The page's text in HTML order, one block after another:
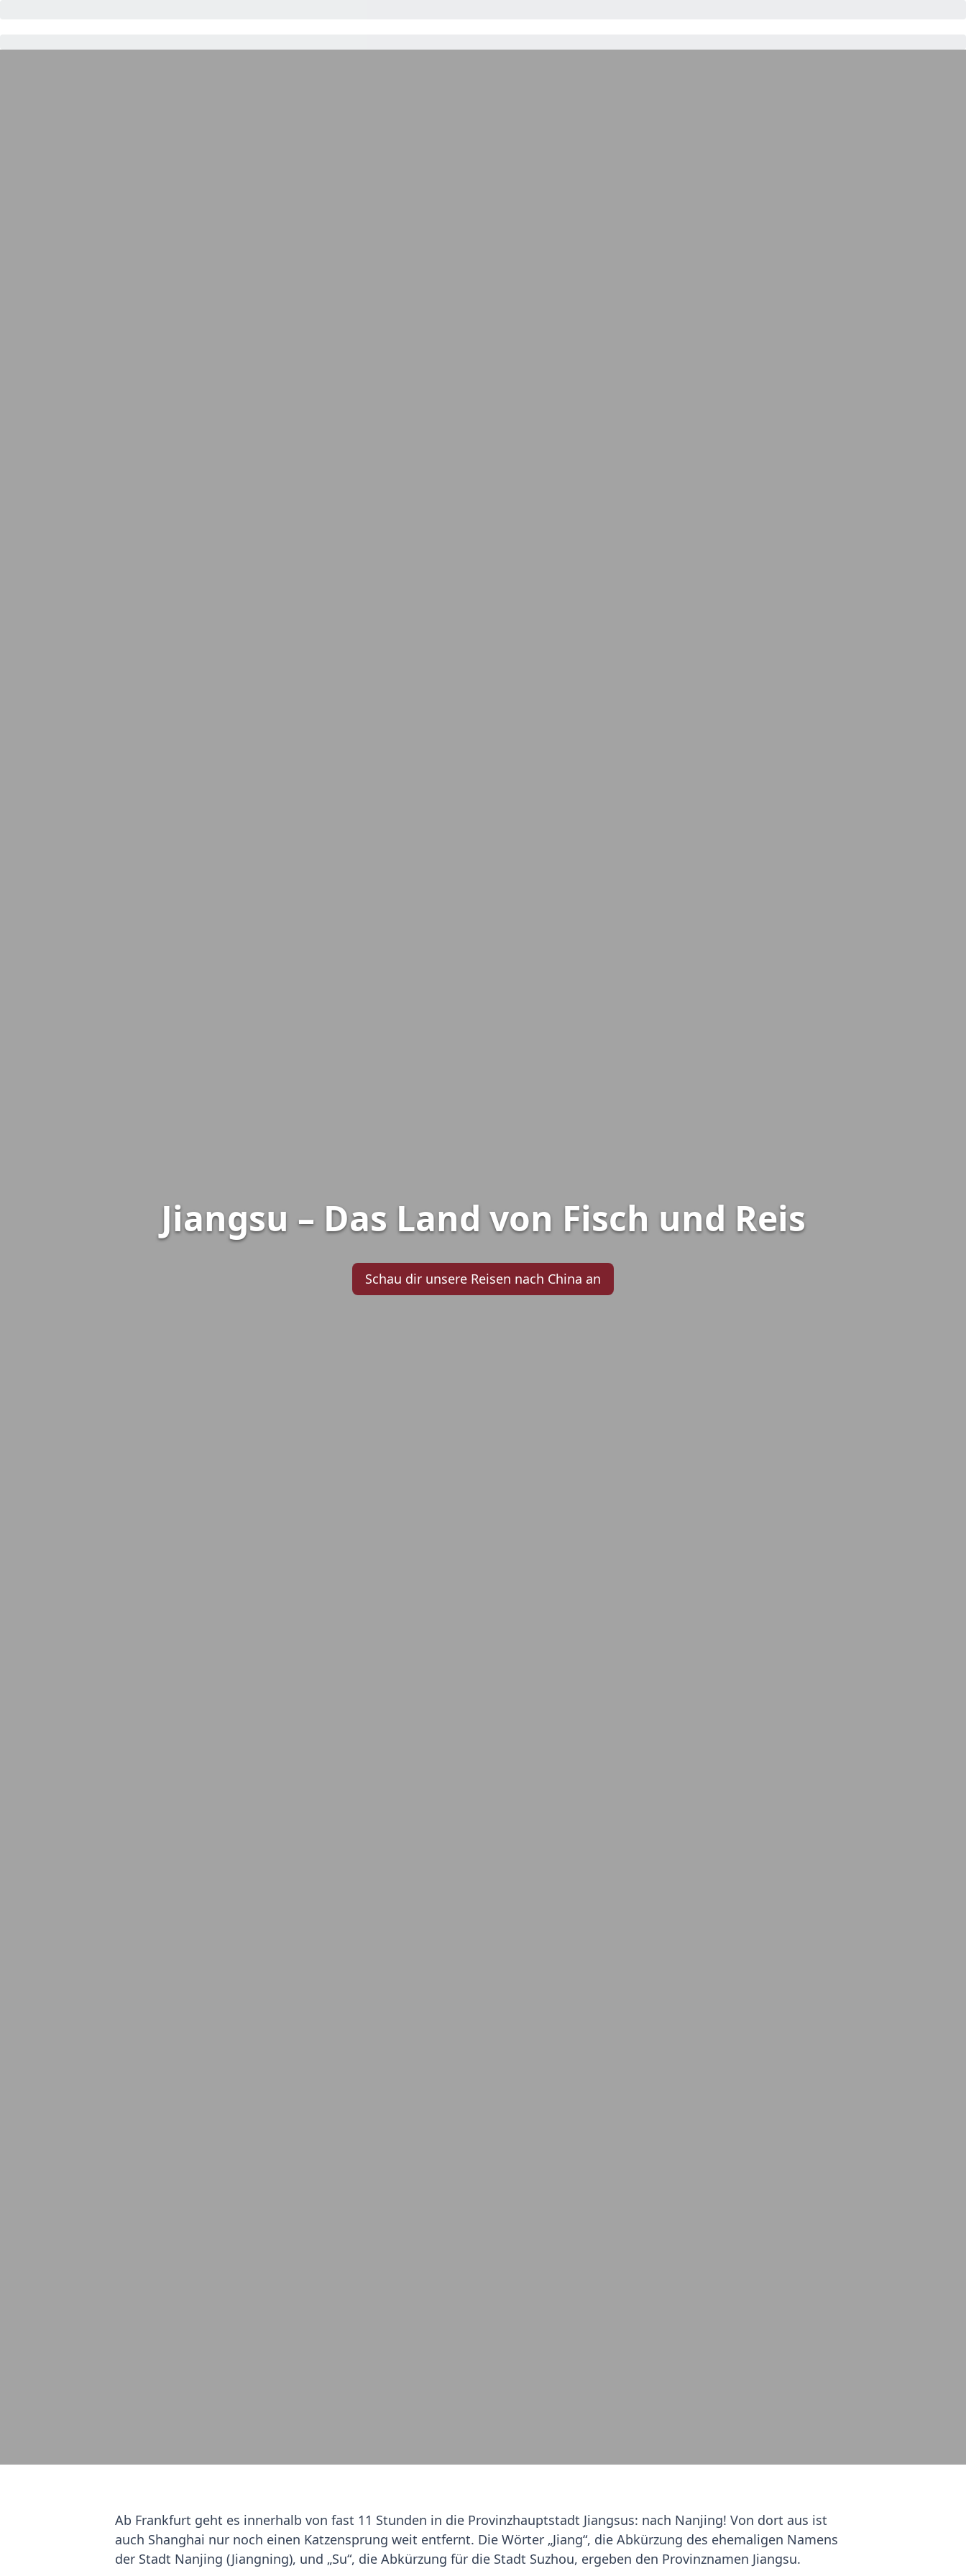
Jiangsu – Das Land von Fisch und Reis
Schau dir unsere Reisen nach China an
Ab Frankfurt geht es innerhalb von fast 11 Stunden in die Provinzhauptstadt Jiangsus: nach Nanjing! Von dort aus ist
auch Shanghai nur noch einen Katzensprung weit entfernt. Die Wörter „Jiang“, die Abkürzung des ehemaligen Namens
der Stadt Nanjing (Jiangning), und „Su“, die Abkürzung für die Stadt Suzhou, ergeben den Provinznamen Jiangsu.